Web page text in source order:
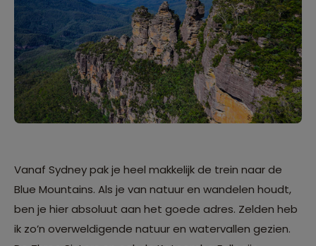
Vanaf Sydney pak je heel makkelijk de trein naar de
Blue Mountains. Als je van natuur en wandelen houdt,
ben je hier absoluut aan het goede adres. Zelden heb
ik zo’n overweldigende natuur en watervallen gezien.